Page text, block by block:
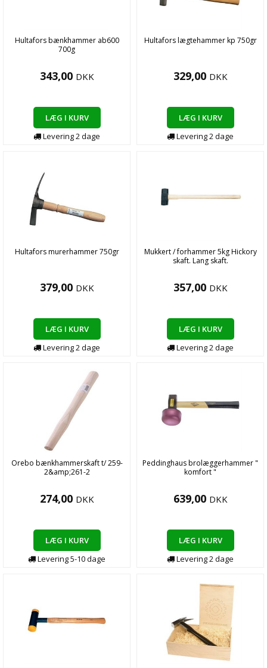
Hultafors bænkhammer ab600
700g
343,00 DKK
LÆG I KURV
Levering2dage
Hultafors lægtehammer kp 750gr
329,00 DKK
LÆG I KURV
Levering2dage
Hultafors murerhammer 750gr
379,00 DKK
LÆG I KURV
Levering2dage
Mukkert / forhammer 5kg Hickory
skaft. Lang skaft.
357,00 DKK
LÆG I KURV
Levering2dage
Orebo bænkhammerskaft t/ 259-
2&amp;261-2
274,00 DKK
LÆG I KURV
Levering5-10dage
Peddinghaus brolæggerhammer "
komfort "
639,00 DKK
LÆG I KURV
Levering2dage